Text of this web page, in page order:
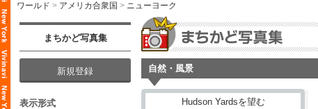
ワールド > アメリカ合衆国 > ニューヨーク
まちかど写真集
新規登録
表示形式
自然・風景